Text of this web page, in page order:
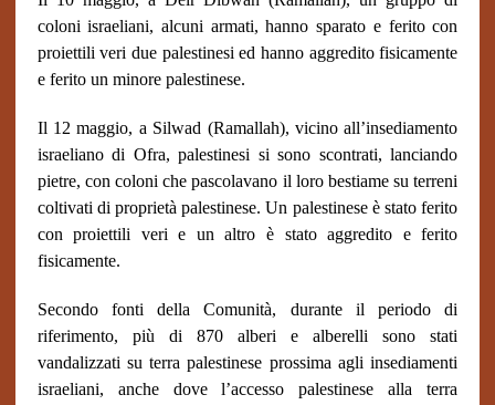
coloni israeliani, alcuni armati, hanno sparato e ferito con
proiettili veri due palestinesi ed hanno aggredito fisicamente
e ferito un minore palestinese.
Il 12 maggio, a Silwad (Ramallah), vicino all’insediamento
israeliano di Ofra, palestinesi si sono scontrati, lanciando
pietre, con coloni che pascolavano il loro bestiame su terreni
coltivati di proprietà palestinese. Un palestinese è stato ferito
con proiettili veri e un altro è stato aggredito e ferito
fisicamente.
Secondo fonti della Comunità, durante il periodo di
riferimento, più di 870 alberi e alberelli sono stati
vandalizzati su terra palestinese prossima agli insediamenti
israeliani, anche dove l’accesso palestinese alla terra